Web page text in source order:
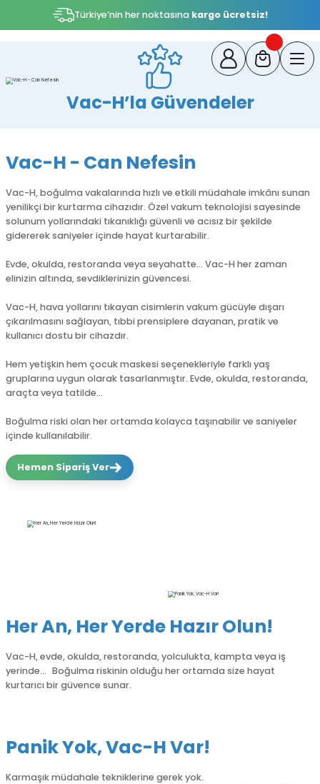
Türkiye’nin her noktasına kargo ücretsiz!
Vac-
H
Hayat
Anlarda
Yanınızda
Karmaşık
müdahale
gerek
yok.
H,
herkesin
kolayca
uygulayabileceği
tasarlandı.
Vac-H’la Güvendeler
Vac-H - Can Nefesin
Vac-H, boğulma vakalarında hızlı ve etkili müdahale imkânı sunan
yenilikçi bir kurtarma cihazıdır. Özel vakum teknolojisi sayesinde
solunum yollarındaki tıkanıklığı güvenli ve acısız bir şekilde
gidererek saniyeler içinde hayat kurtarabilir.
Evde, okulda, restoranda veya seyahatte… Vac-H her zaman
elinizin altında, sevdiklerinizin güvencesi.
Vac-H, hava yollarını tıkayan cisimlerin vakum gücüyle dışarı
çıkarılmasını sağlayan, tıbbi prensiplere dayanan, pratik ve
kullanıcı dostu bir cihazdır.
Hem yetişkin hem çocuk maskesi seçenekleriyle farklı yaş
gruplarına uygun olarak tasarlanmıştır. Evde, okulda, restoranda,
araçta veya tatilde…
Boğulma riski olan her ortamda kolayca taşınabilir ve saniyeler
içinde kullanılabilir.
Hemen Sipariş Ver
Her An, Her Yerde Hazır Olun!
Vac-H, evde, okulda, restoranda, yolculukta, kampta veya iş
yerinde… Boğulma riskinin olduğu her ortamda size hayat
kurtarıcı bir güvence sunar.
Panik Yok, Vac-H Var!
Karmaşık müdahale tekniklerine gerek yok.